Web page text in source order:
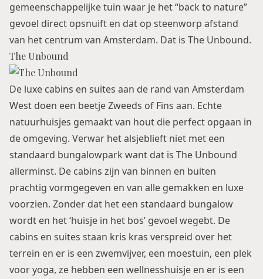
gemeenschappelijke tuin waar je het “back to nature”
gevoel direct opsnuift en dat op steenworp afstand
van het centrum van Amsterdam. Dat is The Unbound.
The Unbound
De luxe cabins en suites aan de rand van Amsterdam
West doen een beetje Zweeds of Fins aan. Echte
natuurhuisjes gemaakt van hout die perfect opgaan in
de omgeving. Verwar het alsjeblieft niet met een
standaard bungalowpark want dat is The Unbound
allerminst. De cabins zijn van binnen en buiten
prachtig vormgegeven en van alle gemakken en luxe
voorzien. Zonder dat het een standaard bungalow
wordt en het ‘huisje in het bos’ gevoel wegebt. De
cabins en suites staan kris kras verspreid over het
terrein en er is een zwemvijver, een moestuin, een plek
voor yoga, ze hebben een wellnesshuisje en er is een